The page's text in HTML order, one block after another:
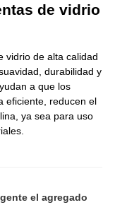
de vidrio
vidrio de alta calidad
durabilidad y
a que los
eficiente, reducen el
ya sea para uso
el agregado